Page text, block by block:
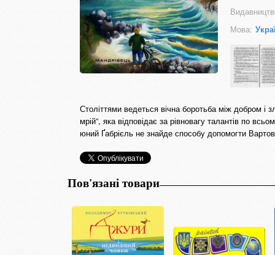
Мова:
Століттями ведеться вічна боротьба між добром і
мрій”, яка відповідає за рівновагу талантів по
юний Ґабрієль не знайде способу допомогти
Пов'язані товари